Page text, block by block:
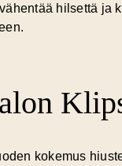
hilsettä ja
kokemus